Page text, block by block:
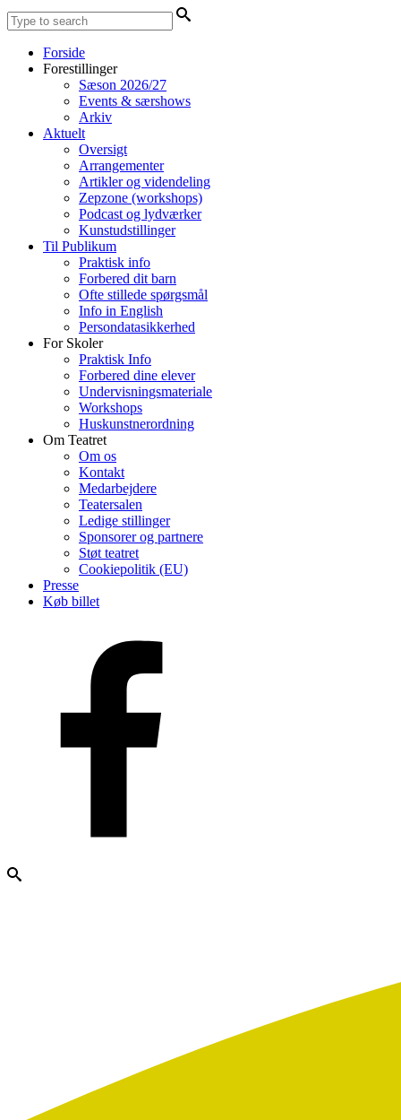
Forside
Forestillinger
Sæson 2026/27
Events & særshows
Arkiv
Aktuelt
Oversigt
Arrangementer
Artikler og videndeling
Zepzone (workshops)
Podcast og lydværker
Kunstudstillinger
Til Publikum
Praktisk info
Forbered dit barn
Ofte stillede spørgsmål
Info in English
Persondatasikkerhed
For Skoler
Praktisk Info
Forbered dine elever
Undervisningsmateriale
Workshops
Huskunstnerordning
Om Teatret
Om os
Kontakt
Medarbejdere
Teatersalen
Ledige stillinger
Sponsorer og partnere
Støt teatret
Cookiepolitik (EU)
Presse
Køb billet